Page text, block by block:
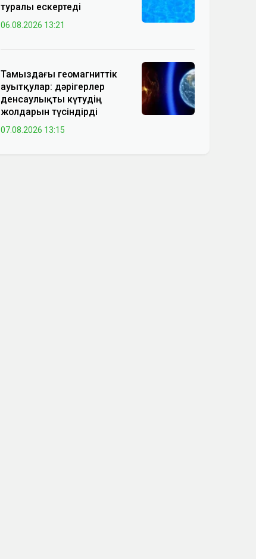
туралы ескертеді
06.08.2026 13:21
Тамыздағы геомагниттік
ауытқулар: дәрігерлер
денсаулықты күтудің
жолдарын түсіндірді
07.08.2026 13:15